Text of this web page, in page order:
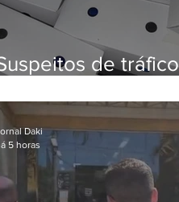
de
com 50
Daki
5 horas